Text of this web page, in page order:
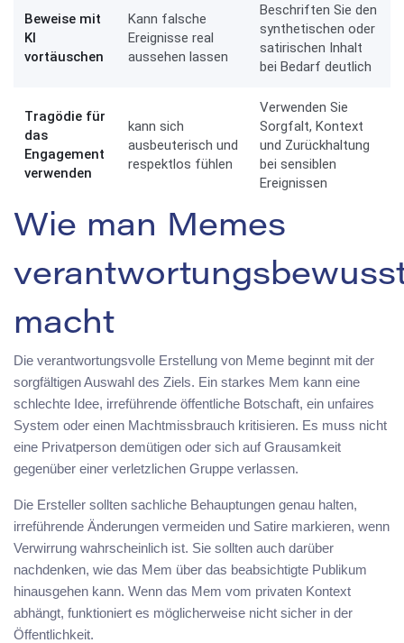
Beweise mit
KI
vortäuschen
Kann falsche
Ereignisse real
aussehen lassen
Beschriften Sie den
synthetischen oder
satirischen Inhalt
bei Bedarf deutlich
Tragödie für
das
Engagement
verwenden
kann sich
ausbeuterisch und
respektlos fühlen
Verwenden Sie
Sorgfalt, Kontext
und Zurückhaltung
bei sensiblen
Ereignissen
Wie man Memes
macht
Die verantwortungsvolle Erstellung von Meme beginnt mit der
sorgfältigen Auswahl des Ziels. Ein starkes Mem kann eine
schlechte Idee, irreführende öffentliche Botschaft, ein unfaires
System oder einen Machtmissbrauch kritisieren. Es muss nicht
eine Privatperson demütigen oder sich auf Grausamkeit
gegenüber einer verletzlichen Gruppe verlassen.
Die Ersteller sollten sachliche Behauptungen genau halten,
irreführende Änderungen vermeiden und Satire markieren, wenn
Verwirrung wahrscheinlich ist. Sie sollten auch darüber
nachdenken, wie das Mem über das beabsichtigte Publikum
hinausgehen kann. Wenn das Mem vom privaten Kontext
abhängt, funktioniert es möglicherweise nicht sicher in der
Öffentlichkeit.